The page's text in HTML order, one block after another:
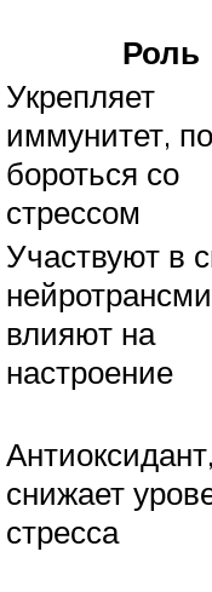
Роль
Укрепляет
иммунитет,
бороться со
стрессом
Участвуют в
влияют на
настроение
Антиоксидант,
снижает
стресса